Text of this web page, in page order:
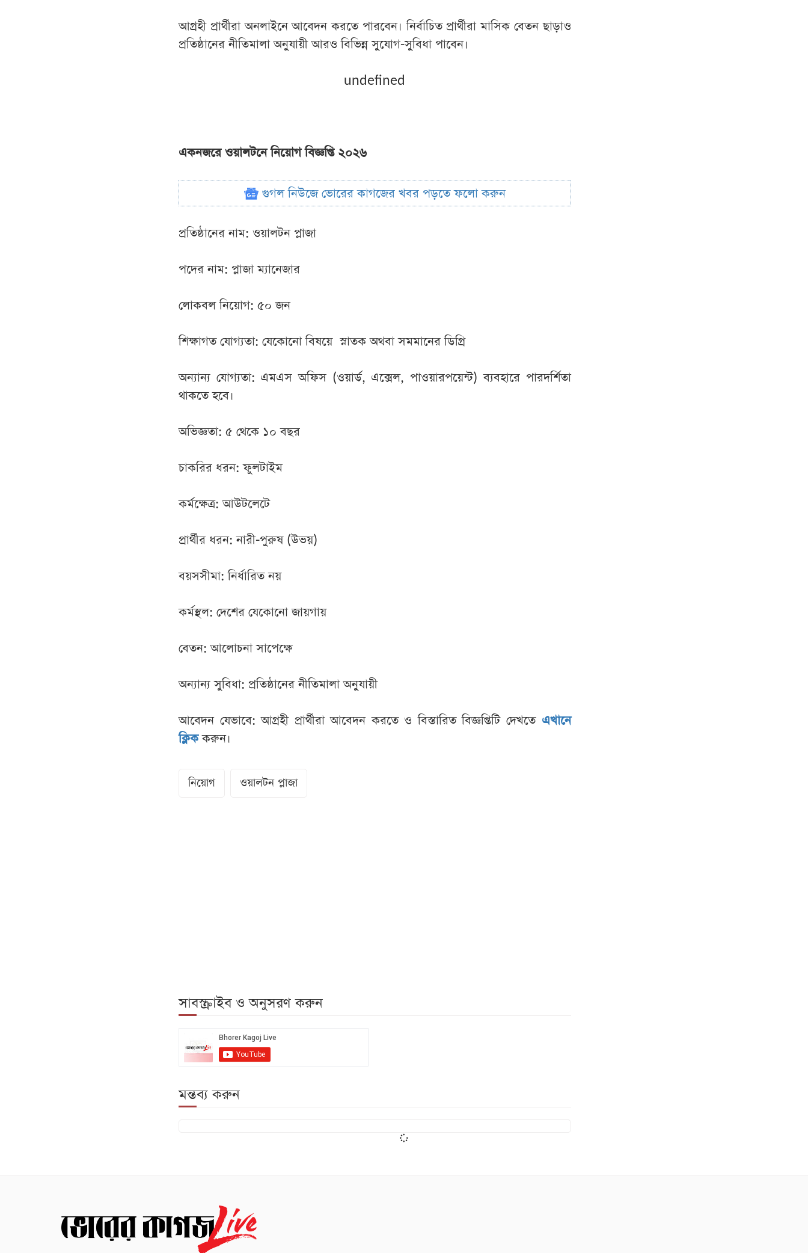
আগ্রহী প্রার্থীরা অনলাইনে আবেদন করতে পারবেন। নির্বাচিত প্রার্থীরা মাসিক বেতন ছাড়াও
প্রতিষ্ঠানের নীতিমালা অনুযায়ী আরও বিভিন্ন সুযোগ-সুবিধা পাবেন।
undefined
একনজরে ওয়ালটনে নিয়োগ বিজ্ঞপ্তি ২০২৬
গুগল নিউজে ভোরের কাগজের খবর পড়তে ফলো করুন
প্রতিষ্ঠানের নাম: ওয়ালটন প্লাজা
পদের নাম: প্লাজা ম্যানেজার
লোকবল নিয়োগ: ৫০ জন
শিক্ষাগত যোগ্যতা: যেকোনো বিষয়ে স্নাতক অথবা সমমানের ডিগ্রি
অন্যান্য যোগ্যতা: এমএস অফিস (ওয়ার্ড, এক্সেল, পাওয়ারপয়েন্ট) ব্যবহারে পারদর্শিতা
থাকতে হবে।
অভিজ্ঞতা: ৫ থেকে ১০ বছর
চাকরির ধরন: ফুলটাইম
কর্মক্ষেত্র: আউটলেটে
প্রার্থীর ধরন: নারী-পুরুষ (উভয়)
বয়সসীমা: নির্ধারিত নয়
কর্মস্থল: দেশের যেকোনো জায়গায়
বেতন: আলোচনা সাপেক্ষে
অন্যান্য সুবিধা: প্রতিষ্ঠানের নীতিমালা অনুযায়ী
আবেদন যেভাবে: আগ্রহী প্রার্থীরা আবেদন করতে ও বিস্তারিত বিজ্ঞপ্তিটি দেখতে এখানে
ক্লিককরুন।
নিয়োগ ওয়ালটন প্লাজা
সাবস্ক্রাইব ও অনুসরণ করুন
মন্তব্য করুন